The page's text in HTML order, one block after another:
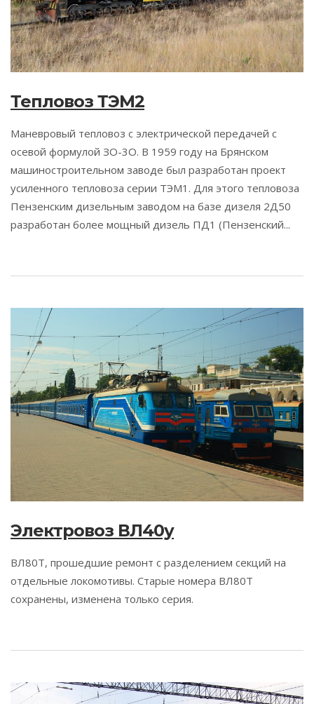
Тепловоз ТЭМ2
Маневровый тепловоз с электрической передачей с
осевой формулой ЗО-3О. В 1959 году на Брянском
машиностроительном заводе был разработан проект
усиленного тепловоза серии ТЭМ1. Для этого тепловоза
Пензенским дизельным заводом на базе дизеля 2Д50
разработан более мощный дизель ПД1 (Пензенский...
Электровоз ВЛ40у
ВЛ80Т, прошедшие ремонт с разделением секций на
отдельные локомотивы. Старые номера ВЛ80Т
сохранены, изменена только серия.